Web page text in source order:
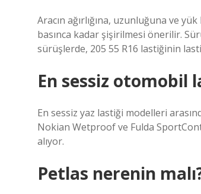
Aracın ağırlığına, uzunluğuna ve
basınca kadar şişirilmesi önerilir.
sürüşlerde, 205 55 R16 lastiğinin
En sessiz otomobil
En sessiz yaz lastiği modelleri
Nokian Wetproof ve Fulda
alıyor.
Petlas nerenin